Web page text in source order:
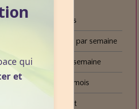
Tous les jours
Plusieurs fois par semaine
Une fois par semaine
Une fois par mois
Plus rarement
qui
et